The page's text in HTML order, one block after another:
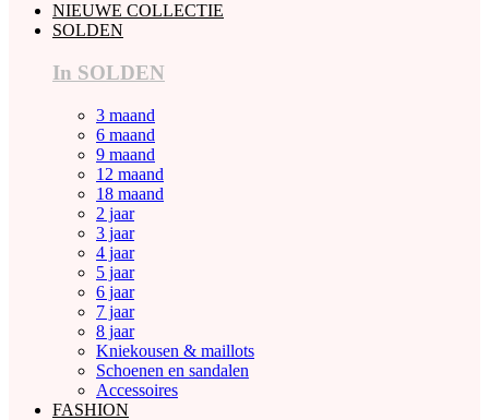
NIEUWE COLLECTIE
SOLDEN
In SOLDEN
3 maand
6 maand
9 maand
12 maand
18 maand
2 jaar
3 jaar
4 jaar
5 jaar
6 jaar
7 jaar
8 jaar
Kniekousen & maillots
Schoenen en sandalen
Accessoires
FASHION